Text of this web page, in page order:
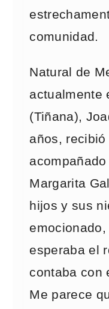
comunidad.
Natural de
actualmente
(Tiñana),
años,
Margarita
hijos y sus
esperaba el
contaba con
Me parece